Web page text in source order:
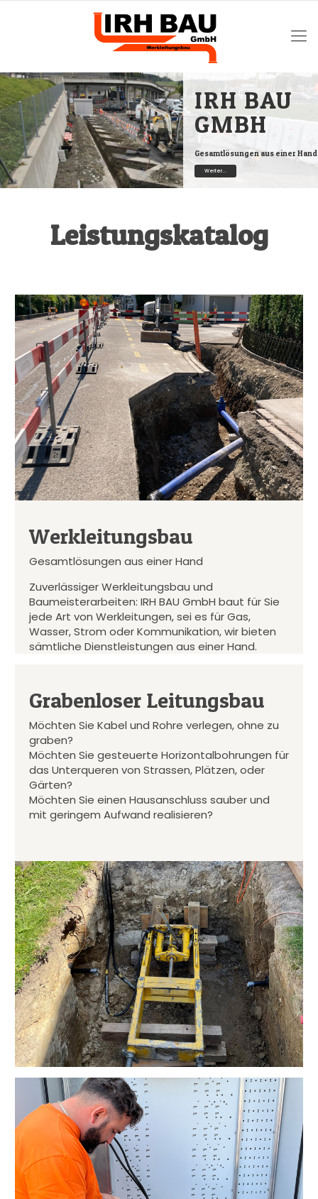
IRH BAU
GMBH
Gesamtlösungen aus einer
Weiter...
Leistungskatalog
Werkleitungsbau
Gesamtlösungen aus einer Hand
Zuverlässiger Werkleitungsbau und
Baumeisterarbeiten: IRH BAU GmbH baut für Sie
jede Art von Werkleitungen, sei es für Gas,
Wasser, Strom oder Kommunikation, wir bieten
sämtliche Dienstleistungen aus einer Hand.
Grabenloser Leitungsbau
Möchten Sie Kabel und Rohre verlegen, ohne zu
graben?
Möchten Sie gesteuerte Horizontalbohrungen für
das Unterqueren von Strassen, Plätzen, oder
Gärten?
Möchten Sie einen Hausanschluss sauber und
mit geringem Aufwand realisieren?